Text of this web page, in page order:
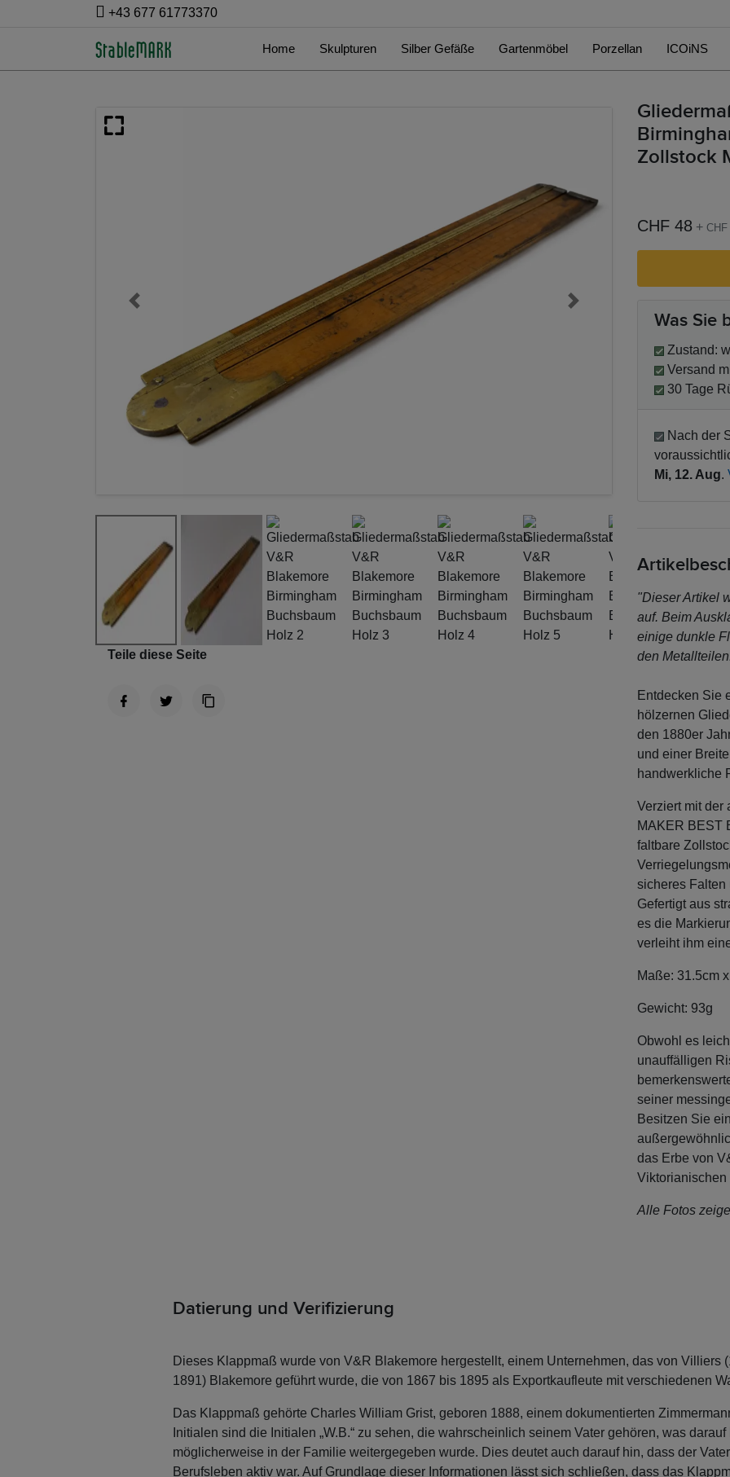
+43 677 61773370
Home Skulpturen Silber Gefäße Gartenmöbel Porzellan ICOiNS
Previous Next
Teile diese Seite
Zollstock
CHF 48 +
Was Sie
Zustand:
Versand
30 Tage
Nach der
Mi, 12. Aug.
"Dieser Artikel
auf. Beim
einige dunkle
den
Entdecken Sie
hölzernen
den 1880er
und einer
handwerkliche
Verziert mit der
MAKER BEST
faltbare
sicheres Falten
Gefertigt aus
es die
verleiht ihm
Maße: 31.5cm
Gewicht: 93g
Obwohl es
unauffälligen
seiner
Besitzen Sie
das Erbe von
Viktorianischen
Alle Fotos
Datierung und Verifizierung
Dieses Klappmaß wurde von V&R Blakemore hergestellt, einem Unternehmen, das von Villiers
1891) Blakemore geführt wurde, die von 1867 bis 1895 als Exportkaufleute mit verschiedenen
Das Klappmaß gehörte Charles William Grist, geboren 1888, einem dokumentierten
Initialen sind die Initialen „W.B.“ zu sehen, die wahrscheinlich seinem Vater gehören, was
möglicherweise in der Familie weitergegeben wurde. Dies deutet auch darauf hin, dass der
Berufsleben aktiv war. Auf Grundlage dieser Informationen lässt sich schließen, dass das